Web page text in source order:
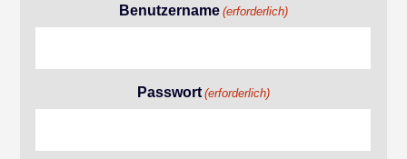
Benutzername (erforderlich)
Passwort (erforderlich)